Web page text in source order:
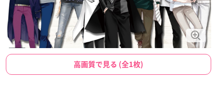
高画質で見る (全1枚)